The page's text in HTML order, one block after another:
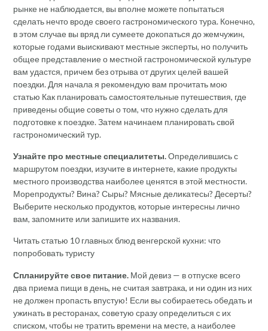
рынке не наблюдается, вы вполне можете попытаться
сделать нечто вроде своего гастрономического тура. Конечно,
в этом случае вы вряд ли сумеете докопаться до жемчужин,
которые годами выискивают местные эксперты, но получить
общее представление о местной гастрономической культуре
вам удастся, причем без отрыва от других целей вашей
поездки. Для начала я рекомендую вам прочитать мою
статью Как планировать самостоятельные путешествия, где
приведены общие советы о том, что нужно сделать для
подготовке к поездке. Затем начинаем планировать свой
гастрономический тур.
Узнайте про местные специалитеты.Определившись с
маршрутом поездки, изучите в интернете, какие продукты
местного производства наиболее ценятся в этой местности.
Морепродукты? Вина? Сыры? Мясные деликатесы? Десерты?
Выберите несколько продуктов, которые интересны лично
вам, запомните или запишите их названия.
Читать статью 10 главных блюд венгерской кухни: что
попробовать туристу
Спланируйте свое питание. Мой девиз — в отпуске всего
два приема пищи в день, не считая завтрака, и ни один из них
не должен пропасть впустую! Если вы собираетесь обедать и
ужинать в ресторанах, советую сразу определиться с их
списком, чтобы не тратить времени на месте, а наиболее